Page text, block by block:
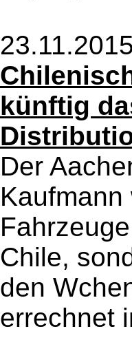
23.11.2015
künftig
Der
Chile,
den
errechnet